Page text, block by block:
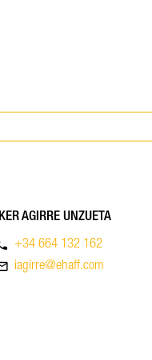
AGIRRE UNZUETA
+34 664 132 162
iagirre@ehaff.com